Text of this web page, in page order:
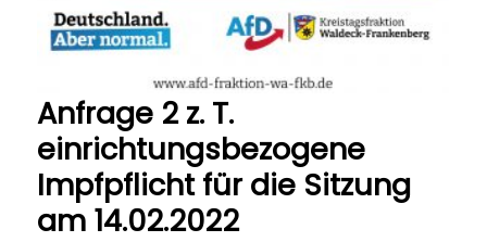
Anfrage 2 z. T.
einrichtungsbezogene
Impfpflicht für die Sitzung
am 14.02.2022